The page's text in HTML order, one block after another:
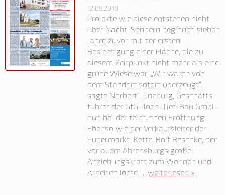
12.09.2018
Projekte wie diese entstehen nicht
über Nacht: Sondern beginnen sieben
Jahre zuvor mit der ersten
Besichtigung einer Fläche, die zu
diesem Zeitpunkt nicht mehr als eine
grüne Wiese war. „Wir waren von
dem Standort sofort überzeugt“,
sagte Norbert Lüneburg, Geschäfts-
führer der GfG Hoch-Tief-Bau GmbH
nun bei der feierlichen Eröffnung.
Ebenso wie der Verkaufsleiter der
Supermarkt-Kette, Rolf Reschke, der
vor allem Ahrensburgs große
Anziehungskraft zum Wohnen und
Arbeiten lobte. ... weiterlesen »